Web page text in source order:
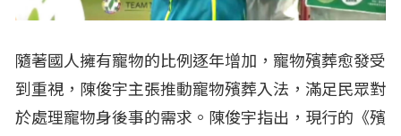
隨著國人擁有寵物的比例逐年增加，寵物殯葬愈發受
到重視，陳俊宇主張推動寵物殯葬入法，滿足民眾對
於處理寵物身後事的需求。陳俊宇指出，現行的《殯